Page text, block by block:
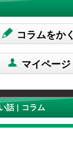
コラムをかく
マイページ
話 | コラム